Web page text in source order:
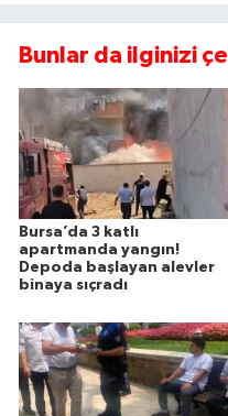
Bunlar da ilginizi
Bursa’da 3 katlı
apartmanda yangın!
Depoda başlayan alevler
binaya sıçradı